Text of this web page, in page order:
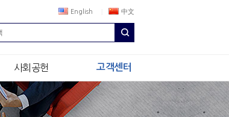
English 中文
사회공헌
정도경영
나눔경영
고객센터
NEWS & NOTICE